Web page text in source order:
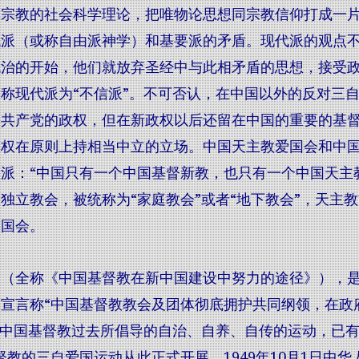
教的社会科学理论，把唯物论思想同宗教信仰打成一
（或称自由派神学）和基要派的矛盾。现代派的观点
的开始，他们就放弃圣经中与此相矛盾的思想，接受
现代派为“不信派”。不可否认，在中国以外的反对三
产党的政权，但在新政权以后还留在中国的重要的基
在原则上持相当中立的立场。中国天主教爱国会和中
：“中国只有一个中国基督新教，也只有一个中国天
立教会，被统称为“家庭教会”或者“地下教会”，天主
会。
全称《中国基督教在新中国建设中努力的途径》），
言称“中国基督教教会及团体彻底拥护共同纲领，在
国基督教过去所倡导的自治、自养、自传的运动，已